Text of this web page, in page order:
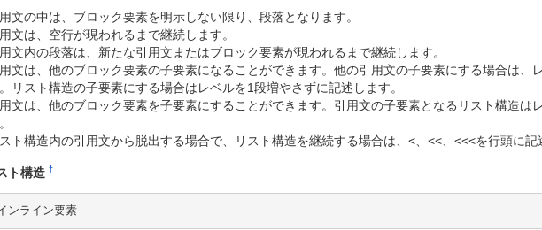
文の中は、ブロック要素を明示しない限り、段落となります。
文は、空行が現われるまで継続します。
文内の段落は、新たな引用文またはブロック要素が現われるまで継続します。
文は、他のブロック要素の子要素になることができます。他の引用文の子要素にする場合は、
リスト構造の子要素にする場合はレベルを1段増やさずに記述します。
文は、他のブロック要素を子要素にすることができます。引用文の子要素となるリスト構造は
ト構造内の引用文から脱出する場合で、リスト構造を継続する場合は、<、<<、<<<を行頭に記
ト構造 †
ンライン要素